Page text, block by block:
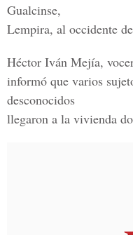
Gualcinse,
Lempira, al occidente
Héctor Iván Mejía,
informó que varios
desconocidos
llegaron a la vivienda